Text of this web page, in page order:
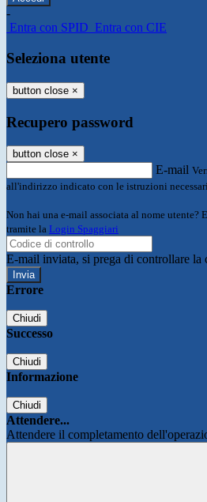
-
Entra con SPID Entra con CIE
Seleziona utente
button close ×
Recupero password
button close ×
E-mail
all'indirizzo indicato con le istruzioni
Non hai una e-mail associata al nome utente?
tramite la Login Spaggiari
E-mail inviata, si prega di controllare la
Errore
Chiudi
Successo
Chiudi
Informazione
Chiudi
Attendere...
Attendere il completamento